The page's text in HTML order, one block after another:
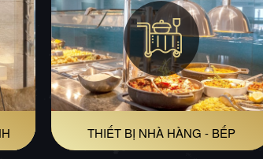
THIẾT BỊ NHÀ HÀNG - BẾP